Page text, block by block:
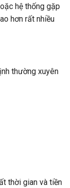
hệ thống gặp
hơn rất nhiều
thường xuyên
thời gian và tiền